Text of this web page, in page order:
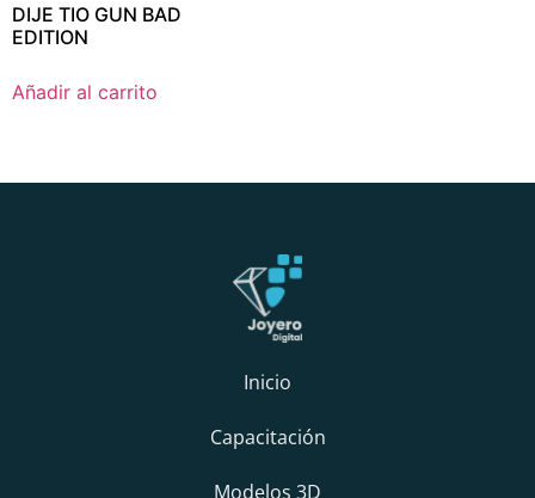
DIJE TIO GUN BAD
EDITION
Añadir al carrito
Inicio
Capacitación
Modelos 3D